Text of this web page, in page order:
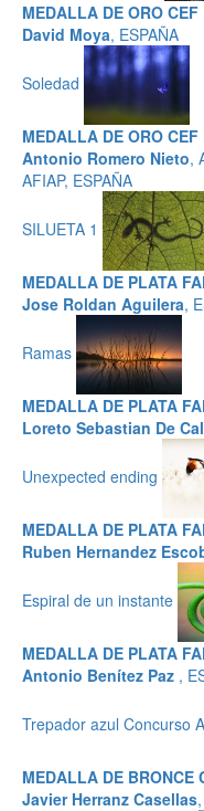
MEDALLA DE ORO CEF
David Moya, ESPAÑA
Soledad
MEDALLA DE ORO CEF
Antonio Romero Nieto,
AFIAP, ESPAÑA
SILUETA 1
MEDALLA DE PLATA
Jose Roldan Aguilera,
Ramas
MEDALLA DE PLATA
Loreto Sebastian De
Unexpected ending
MEDALLA DE PLATA
Ruben Hernandez
Espiral de un instante
MEDALLA DE PLATA
Antonio Benítez Paz ,
Trepador azul Concurso
MEDALLA DE BRONCE
Javier Herranz Casellas